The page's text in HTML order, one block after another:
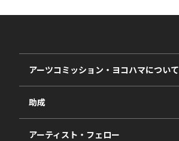
アーツコミッション・ヨコハマについて
事業紹介
事業報告書
助成
2027年度
アーティスト・フェロー